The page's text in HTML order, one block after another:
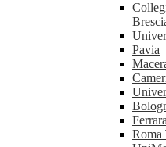
Pavia
Ferrara
Roma